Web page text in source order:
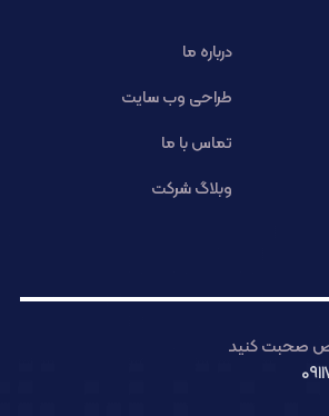
درباره ما
طراحی وب سایت
تماس با ما
وبلاگ شرکت
صحبت کنید